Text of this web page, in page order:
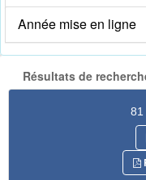
Année mise en ligne
Résultats de
81